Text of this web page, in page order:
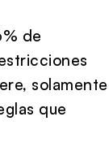
de
solamente
que